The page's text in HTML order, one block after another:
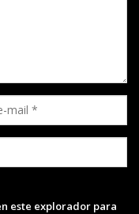
este explorador para